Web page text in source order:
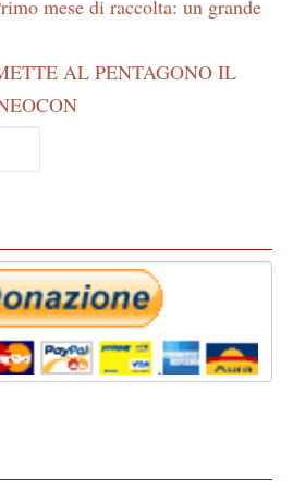
mese di raccolta: un grande
AL PENTAGONO IL